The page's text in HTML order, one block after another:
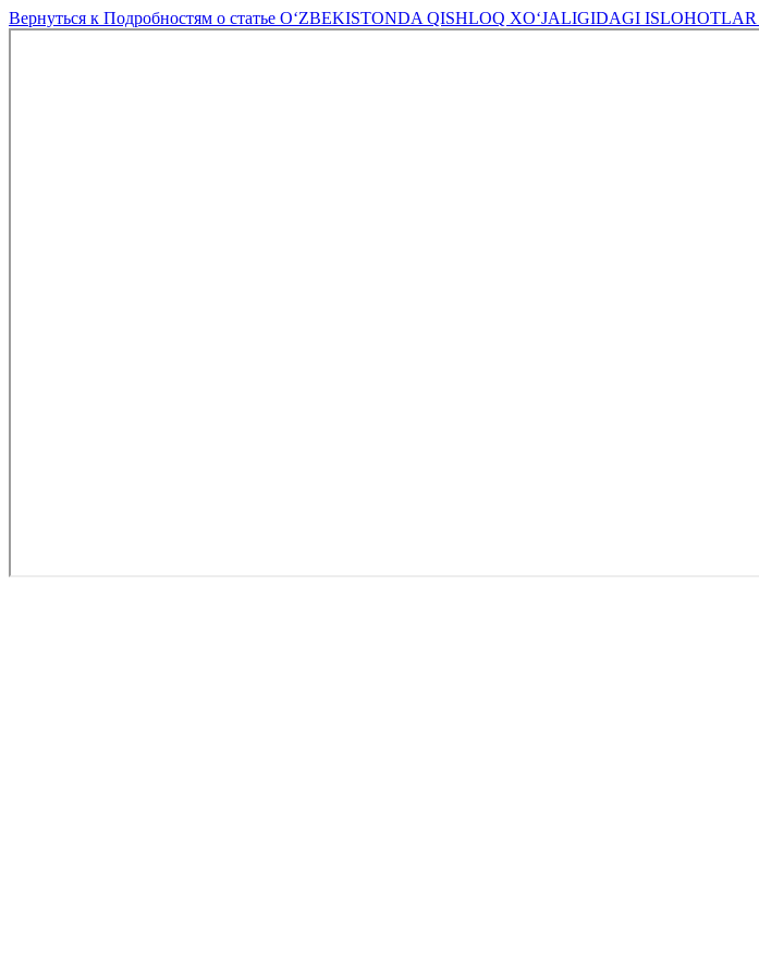
Вернуться к Подробностям о статье O‘ZBEKISTONDA QISHLOQ XO‘JALIGIDAGI ISLOHOTLAR